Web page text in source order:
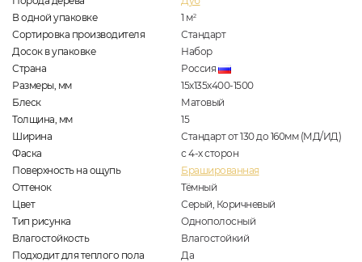
В одной упаковке
1 м2
Сортировка производителя
Стандарт
Досок в упаковке
Набор
Страна
Россия
Размеры, мм
15х135х400-1500
Блеск
Матовый
Толщина, мм
15
Ширина
Стандарт от 130 до 160мм (МД/ИД)
Фаска
с 4-х сторон
Поверхность на ощупь
Брашированная
Оттенок
Тёмный
Цвет
Серый, Коричневый
Тип рисунка
Однополосный
Влагостойкость
Влагостойкий
Подходит для теплого пола
Да